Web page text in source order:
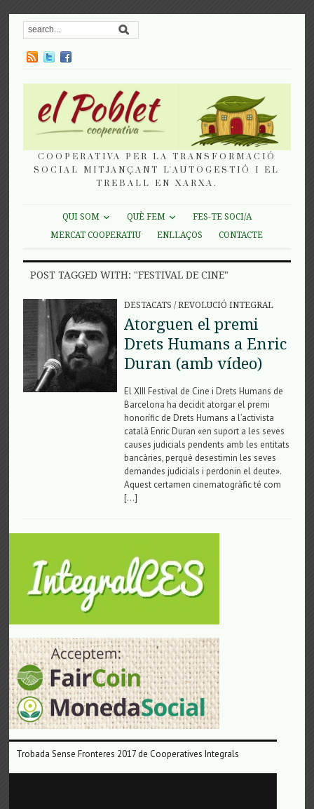
COOPERATIVA PER LA TRANSFORMACIÓ
SOCIAL MITJANÇANT L'AUTOGESTIÓ I EL
TREBALL EN XARXA.
QUI SOM QUÈ FEM
FES-TE SOCI/A
MERCAT COOPERATIU
ENLLAÇOS CONTACTE
POST TAGGED WITH: "FESTIVAL DE CINE"
DESTACATS /REVOLUCIÓ INTEGRAL
Atorguen el premi
Drets Humans a Enric
Duran (amb vídeo)
El XIII Festival de Cine i Drets Humans de
Barcelona ha decidit atorgar el premi
honorífic de Drets Humans a l’activista
català Enric Duran «en suport a les seves
causes judicials pendents amb les entitats
bancàries, perquè desestimin les seves
demandes judicials i perdonin el deute».
Aquest certamen cinematogràfic té com
[…]
Trobada Sense Fronteres 2017 de Cooperatives Integrals